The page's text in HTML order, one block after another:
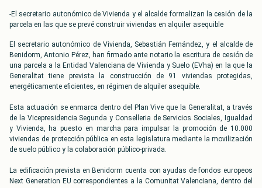
-El secretario autonómico de Vivienda y el alcalde formalizan la cesión de la
parcela en las que se prevé construir viviendas en alquiler asequible
El secretario autonómico de Vivienda, Sebastián Fernández, y el alcalde de
Benidorm, Antonio Pérez, han firmado ante notario la escritura de cesión de
una parcela a la Entidad Valenciana de Vivienda y Suelo (EVha) en la que la
Generalitat tiene prevista la construcción de 91 viviendas protegidas,
energéticamente eficientes, en régimen de alquiler asequible.
Esta actuación se enmarca dentro del Plan Vive que la Generalitat, a través
de la Vicepresidencia Segunda y Conselleria de Servicios Sociales, Igualdad
y Vivienda, ha puesto en marcha para impulsar la promoción de 10.000
viviendas de protección pública en esta legislatura mediante la movilización
de suelo público y la colaboración público-privada.
La edificación prevista en Benidorm cuenta con ayudas de fondos europeos
Next Generation EU correspondientes a la Comunitat Valenciana, dentro del